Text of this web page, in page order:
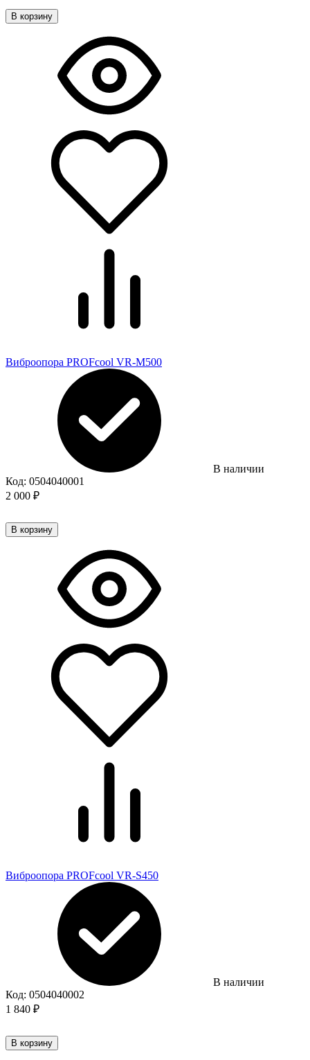
В корзину
Виброопора PROFcool VR-M500
В наличии
Код: 0504040001
2 000 ₽
В корзину
Виброопора PROFcool VR-S450
В наличии
Код: 0504040002
1 840 ₽
В корзину